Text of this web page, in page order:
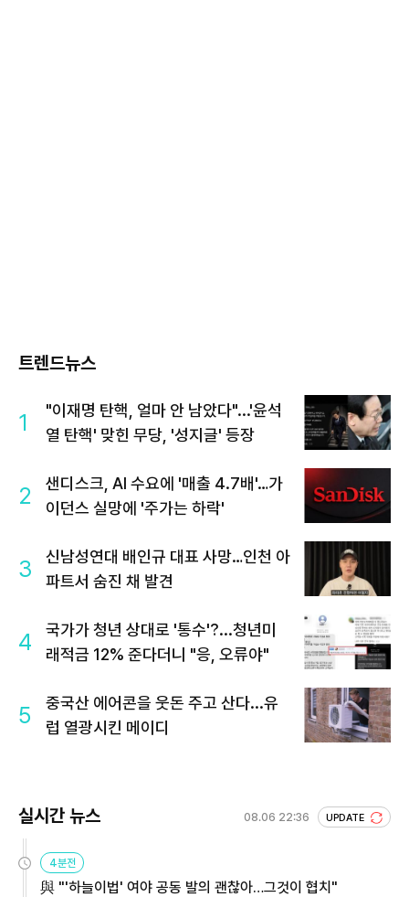
트렌드뉴스
1
"이재명 탄핵, 얼마 안 남았다"...'윤석
열 탄핵' 맞힌 무당, '성지글' 등장
2
샌디스크, AI 수요에 '매출 4.7배'…가
이던스 실망에 '주가는 하락'
3
신남성연대 배인규 대표 사망…인천 아
파트서 숨진 채 발견
4
국가가 청년 상대로 '통수'?...청년미
래적금 12% 준다더니 "응, 오류야"
5
중국산 에어콘을 웃돈 주고 산다...유
럽 열광시킨 메이디
실시간 뉴스 08.06 22:36 UPDATE
4분전
與 "'하늘이법' 여야 공동 발의 괜찮아…그것이 협치"